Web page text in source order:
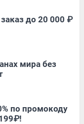
до 20 000 ₽
мира без
по промокоду